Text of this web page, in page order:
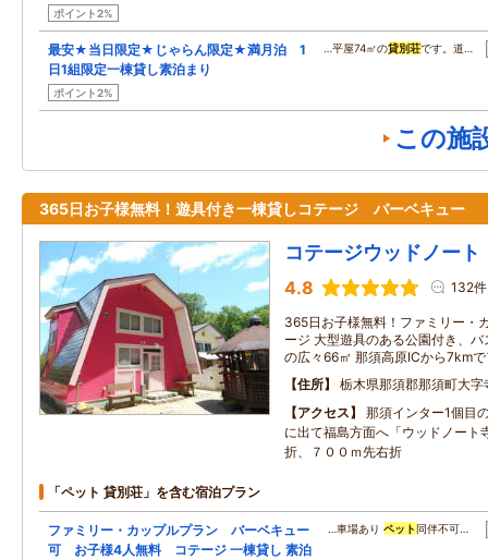
ポイント2%
最安★当日限定★じゃらん限定★満月泊 1
日1組限定一棟貸し素泊まり
ポイント2%
…平屋74㎡の貸別荘です。道…
この施
365日お子様無料！遊具付き一棟貸しコテージ バーベキュー
コテージウッドノー
4.8 132件
365日お子様無料！ファミリー・
ージ 大型遊具のある公園付き、
の広々66㎡ 那須高原ICから7km
住所
栃木県那須郡那須町大字
アクセス
那須インター1個目
に出て福島方面へ「ウッドノート
折、７００ｍ先右折
「ペット 貸別荘」を含む宿泊プラン
ファミリー・カップルプラン バーベキュー
可 お子様4人無料 コテージ 一棟貸し 素泊
…車場ありペット 同伴不可…